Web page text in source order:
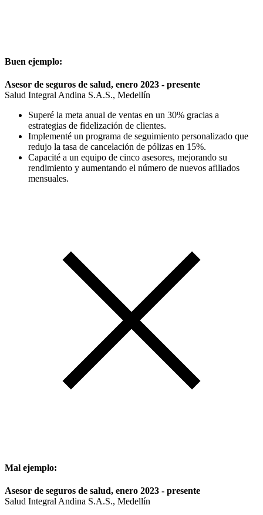
Buen ejemplo:
Asesor de seguros de salud, enero 2023 - presente
Salud Integral Andina S.A.S., Medellín
Superé la meta anual de ventas en un 30% gracias a
estrategias de fidelización de clientes.
Implementé un programa de seguimiento personalizado que
redujo la tasa de cancelación de pólizas en 15%.
Capacité a un equipo de cinco asesores, mejorando su
rendimiento y aumentando el número de nuevos afiliados
mensuales.
Mal ejemplo:
Asesor de seguros de salud, enero 2023 - presente
Salud Integral Andina S.A.S., Medellín